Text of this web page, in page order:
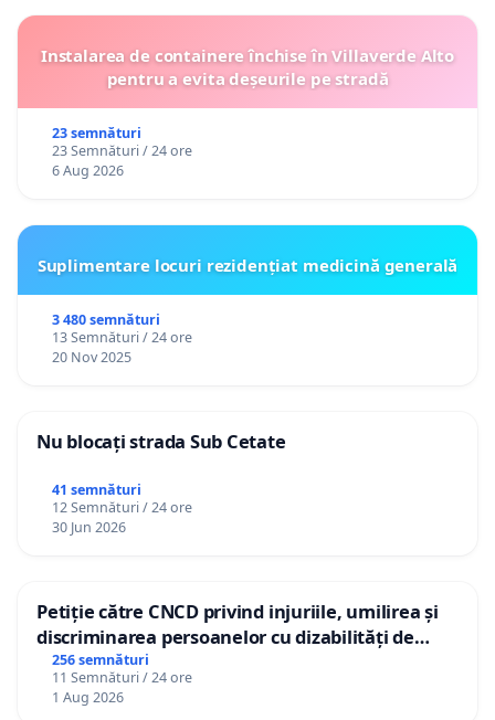
Instalarea de containere închise în Villaverde Alto
pentru a evita deșeurile pe stradă
23 semnături
23 Semnături / 24 ore
6 Aug 2026
Suplimentare locuri rezidențiat medicină generală
3 480 semnături
13 Semnături / 24 ore
20 Nov 2025
Nu blocați strada Sub Cetate
41 semnături
12 Semnături / 24 ore
30 Jun 2026
Petiție către CNCD privind injuriile, umilirea și
discriminarea persoanelor cu dizabilități de
către utilizatorul TikTok „Gorici”
256 semnături
11 Semnături / 24 ore
1 Aug 2026